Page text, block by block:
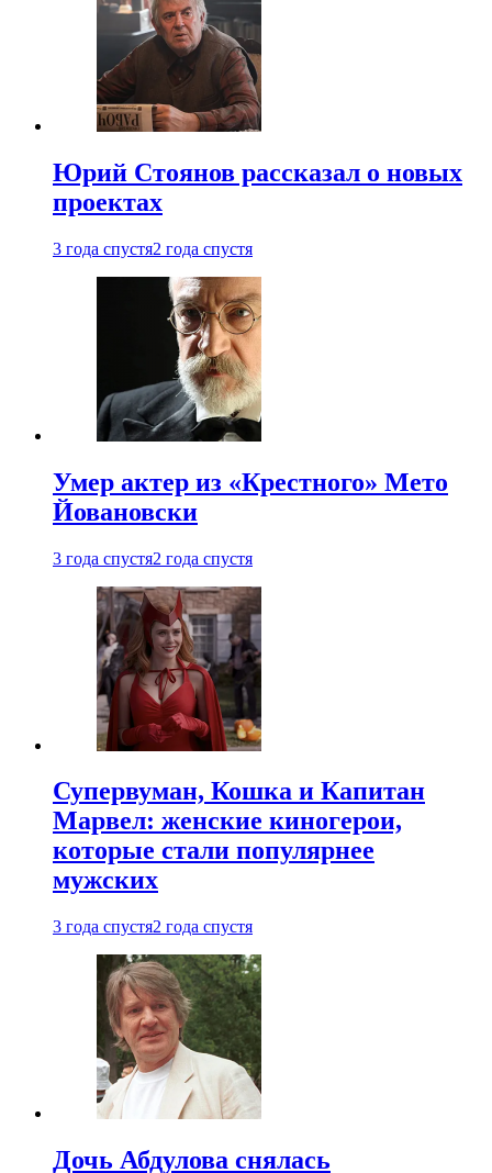
Юрий Стоянов рассказал о новых
проектах
3 года спустя2 года спустя
Умер актер из «Крестного» Мето
Йовановски
3 года спустя2 года спустя
Супервуман, Кошка и Капитан
Марвел: женские киногерои,
которые стали популярнее
мужских
3 года спустя2 года спустя
Дочь Абдулова снялась